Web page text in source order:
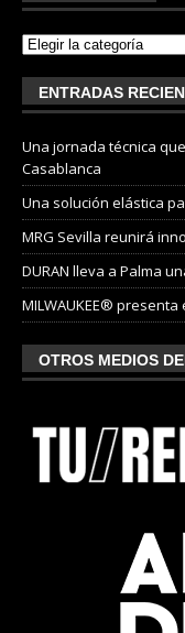
ENTRADAS
Una jornada técnica
Casablanca
Una solución elástica
MRG Sevilla reunirá
DURAN lleva a Palma
MILWAUKEE®
OTROS MEDIOS